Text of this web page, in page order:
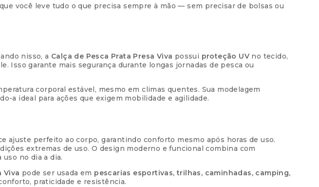
você leve tudo o que precisa sempre à mão — sem precisar de bolsas ou
nisso, a Calça de Pesca Prata Presa Viva possui proteção UV no tecido,
Isso garante mais segurança durante longas jornadas de pesca ou
corporal estável, mesmo em climas quentes. Sua modelagem
a ideal para ações que exigem mobilidade e agilidade.
ajuste perfeito ao corpo, garantindo conforto mesmo após horas de uso.
extremas de uso. O design moderno e funcional combina com
no dia a dia.
Viva pode ser usada em pescarias esportivas, trilhas, caminhadas, camping,
praticidade e resistência.